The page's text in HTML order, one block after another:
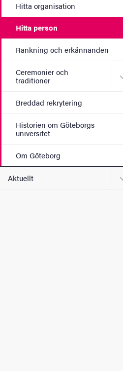
Hitta organisation
Hitta person
Rankning och erkännanden
Ceremonier och
traditioner
Breddad rekrytering
Historien om Göteborgs
universitet
Om Göteborg
Aktuellt